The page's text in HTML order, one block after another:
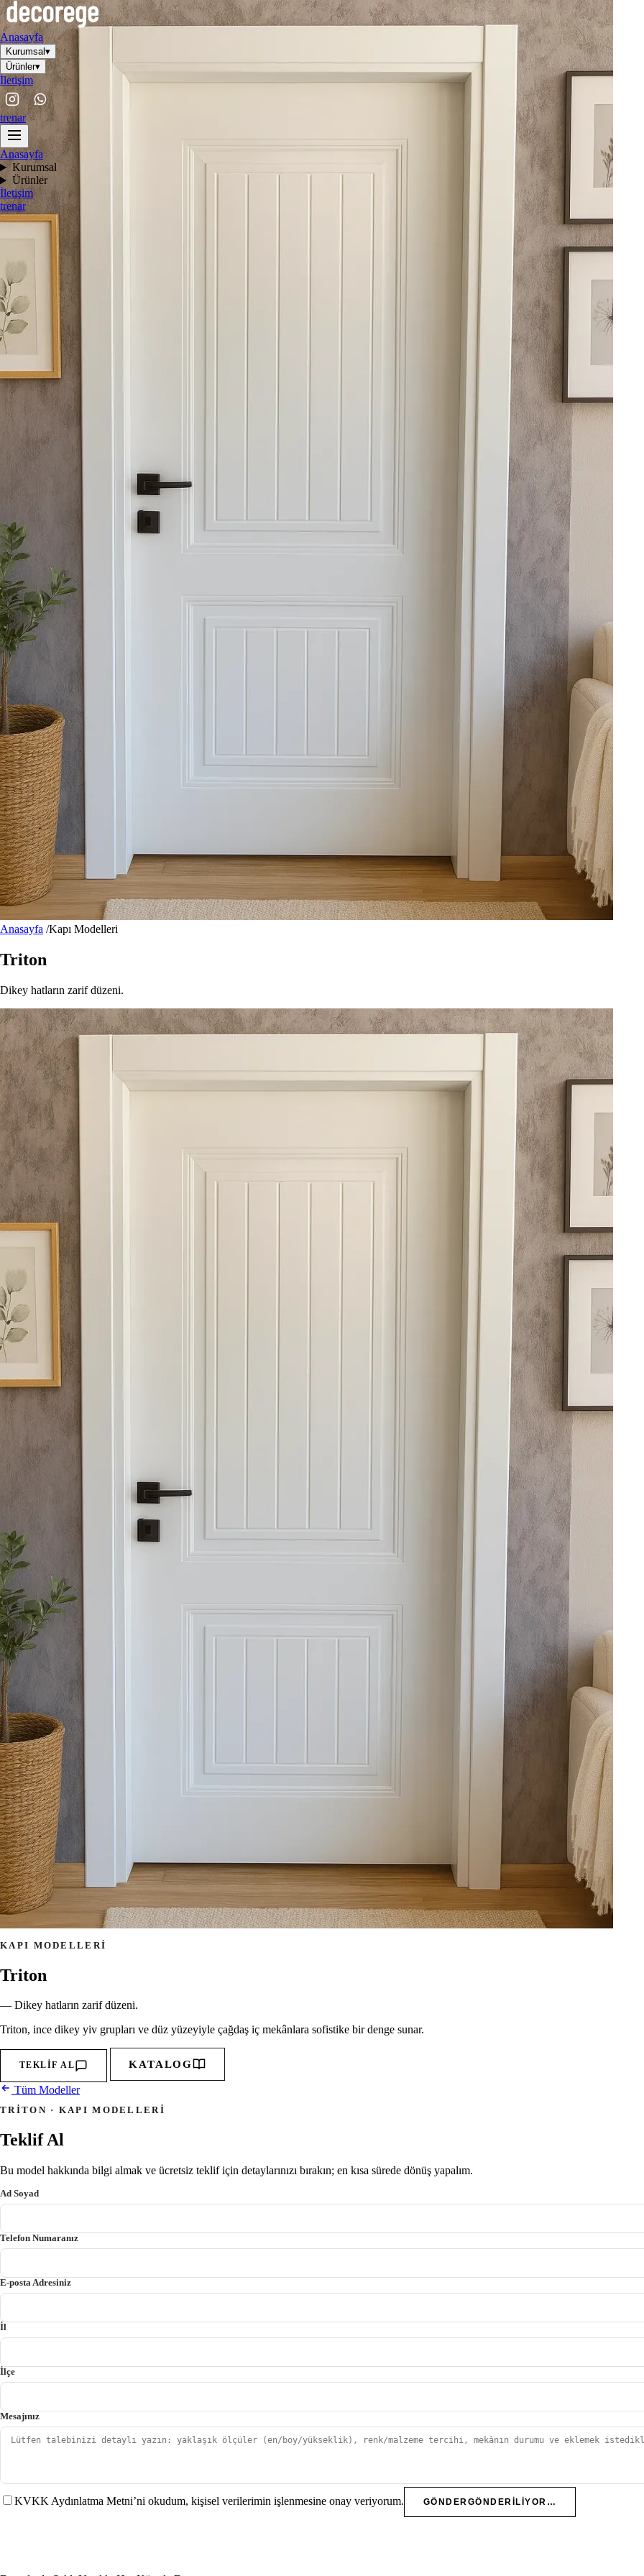
Anasayfa
Kurumsal▾
Ürünler▾
İletişim
trenar
Anasayfa
Kurumsal
Ürünler
İletişim
trenar
Anasayfa /Kapı Modelleri
Triton
Dikey hatların zarif düzeni.
KAPI MODELLERI
Triton
— Dikey hatların zarif düzeni.
Triton, ince dikey yiv grupları ve düz yüzeyiyle çağdaş iç mekânlara sofistike bir denge sunar.
TEKLIF AL KATALOG
Tüm Modeller
TRITON · KAPI MODELLERI
Teklif Al
Bu model hakkında bilgi almak ve ücretsiz teklif için detaylarınızı bırakın; en kısa sürede dönüş yapalım.
Ad Soyad
Telefon Numaranız
E-posta Adresiniz
İl
İlçe
Mesajınız
KVKK Aydınlatma Metni’ni okudum, kişisel verilerimin işlenmesine onay veriyorum. GÖNDER GÖNDERILIYOR…